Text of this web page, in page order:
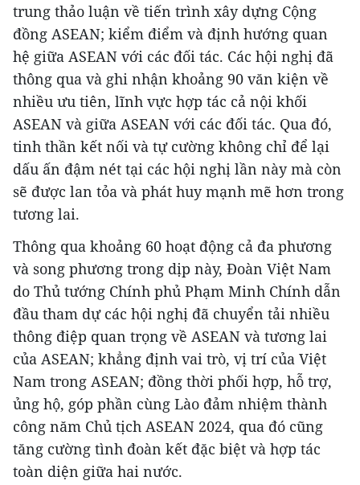
trung thảo luận về tiến trình xây dựng Cộng
đồng ASEAN; kiểm điểm và định hướng quan
hệ giữa ASEAN với các đối tác. Các hội nghị đã
thông qua và ghi nhận khoảng 90 văn kiện về
nhiều ưu tiên, lĩnh vực hợp tác cả nội khối
ASEAN và giữa ASEAN với các đối tác. Qua đó,
tinh thần kết nối và tự cường không chỉ để lại
dấu ấn đậm nét tại các hội nghị lần này mà còn
sẽ được lan tỏa và phát huy mạnh mẽ hơn trong
tương lai.
Thông qua khoảng 60 hoạt động cả đa phương
và song phương trong dịp này, Đoàn Việt Nam
do Thủ tướng Chính phủ Phạm Minh Chính dẫn
đầu tham dự các hội nghị đã chuyển tải nhiều
thông điệp quan trọng về ASEAN và tương lai
của ASEAN; khẳng định vai trò, vị trí của Việt
Nam trong ASEAN; đồng thời phối hợp, hỗ trợ,
ủng hộ, góp phần cùng Lào đảm nhiệm thành
công năm Chủ tịch ASEAN 2024, qua đó cũng
tăng cường tình đoàn kết đặc biệt và hợp tác
toàn diện giữa hai nước.